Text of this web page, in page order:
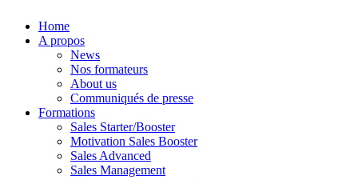
Home
A propos
News
Nos formateurs
About us
Communiqués de presse
Formations
Sales Starter/Booster
Motivation Sales Booster
Sales Advanced
Sales Management